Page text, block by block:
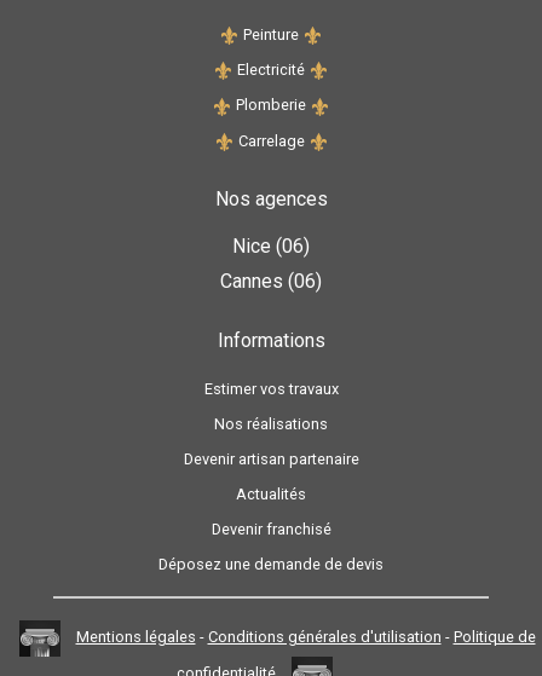
Peinture
Electricité
Plomberie
Carrelage
Nos agences
Nice (06)
Cannes (06)
Informations
Estimer vos travaux
Nos réalisations
Devenir artisan partenaire
Actualités
Devenir franchisé
Déposez une demande de devis
Mentions légales - Conditions générales d'utilisation - Politique de